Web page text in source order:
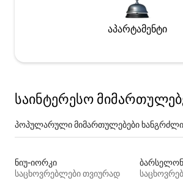
აპარტამენტი
საინტერესო
პოპულარული მიმართულებები
ნიუ-იორკი
საცხოვრებლები თვიურად